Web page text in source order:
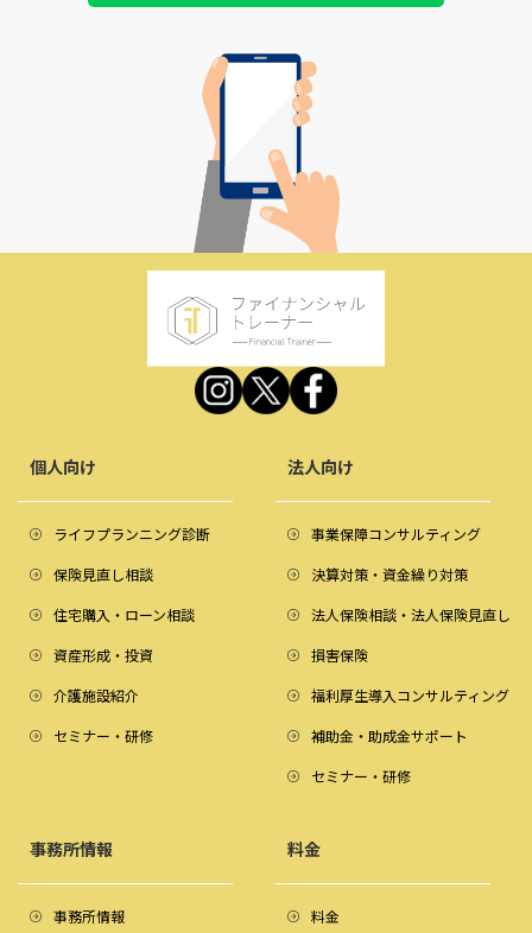
個人向け
ライフプランニング診断
保険見直し相談
住宅購入・ローン相談
資産形成・投資
介護施設紹介
セミナー・研修
法人向け
事業保障コンサルティング
決算対策・資金繰り対策
法人保険相談・法人保険見直し
損害保険
福利厚生導入コンサルティング
補助金・助成金サポート
セミナー・研修
事務所情報
事務所情報
料金
料金